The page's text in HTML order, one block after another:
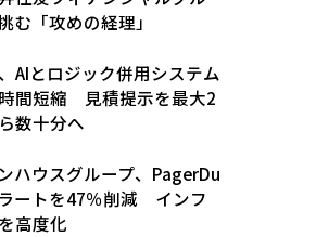
む「攻めの経理」
AIとロジック併用システム
間短縮 見積提示を最大2
数十分へ
ハウスグループ、PagerDu
ートを47％削減 インフ
高度化